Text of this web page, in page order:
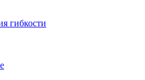
гибкости